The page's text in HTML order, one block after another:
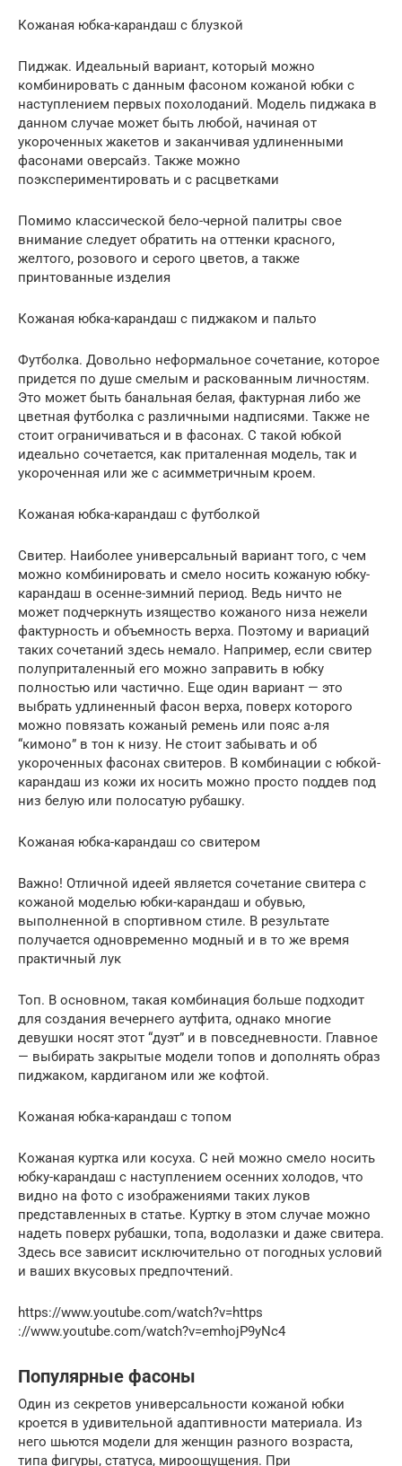
Кожаная юбка-карандаш с блузкой
Пиджак. Идеальный вариант, который можно
комбинировать с данным фасоном кожаной юбки с
наступлением первых похолоданий. Модель пиджака в
данном случае может быть любой, начиная от
укороченных жакетов и заканчивая удлиненными
фасонами оверсайз. Также можно
поэкспериментировать и с расцветками
Помимо классической бело-черной палитры свое
внимание следует обратить на оттенки красного,
желтого, розового и серого цветов, а также
принтованные изделия
Кожаная юбка-карандаш с пиджаком и пальто
Футболка. Довольно неформальное сочетание, которое
придется по душе смелым и раскованным личностям.
Это может быть банальная белая, фактурная либо же
цветная футболка с различными надписями. Также не
стоит ограничиваться и в фасонах. С такой юбкой
идеально сочетается, как приталенная модель, так и
укороченная или же с асимметричным кроем.
Кожаная юбка-карандаш с футболкой
Свитер. Наиболее универсальный вариант того, с чем
можно комбинировать и смело носить кожаную юбку-
карандаш в осенне-зимний период. Ведь ничто не
может подчеркнуть изящество кожаного низа нежели
фактурность и объемность верха. Поэтому и вариаций
таких сочетаний здесь немало. Например, если свитер
полуприталенный его можно заправить в юбку
полностью или частично. Еще один вариант — это
выбрать удлиненный фасон верха, поверх которого
можно повязать кожаный ремень или пояс а-ля
“кимоно” в тон к низу. Не стоит забывать и об
укороченных фасонах свитеров. В комбинации с юбкой-
карандаш из кожи их носить можно просто поддев под
низ белую или полосатую рубашку.
Кожаная юбка-карандаш со свитером
Важно! Отличной идеей является сочетание свитера с
кожаной моделью юбки-карандаш и обувью,
выполненной в спортивном стиле. В результате
получается одновременно модный и в то же время
практичный лук
Топ. В основном, такая комбинация больше подходит
для создания вечернего аутфита, однако многие
девушки носят этот “дуэт” и в повседневности. Главное
— выбирать закрытые модели топов и дополнять образ
пиджаком, кардиганом или же кофтой.
Кожаная юбка-карандаш с топом
Кожаная куртка или косуха. С ней можно смело носить
юбку-карандаш с наступлением осенних холодов, что
видно на фото с изображениями таких луков
представленных в статье. Куртку в этом случае можно
надеть поверх рубашки, топа, водолазки и даже свитера.
Здесь все зависит исключительно от погодных условий
и ваших вкусовых предпочтений.
https://www.youtube.com/watch?v=https
://www.youtube.com/watch?v=emhojP9yNc4
Популярные фасоны
Один из секретов универсальности кожаной юбки
кроется в удивительной адаптивности материала. Из
него шьются модели для женщин разного возраста,
типа фигуры, статуса, мироощущения. При